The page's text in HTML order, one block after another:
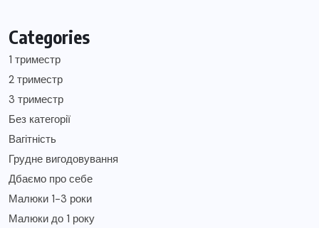
Categories
1 триместр
2 триместр
3 триместр
Без категорії
Вагітність
Грудне вигодовування
Дбаємо про себе
Малюки 1-3 роки
Малюки до 1 року